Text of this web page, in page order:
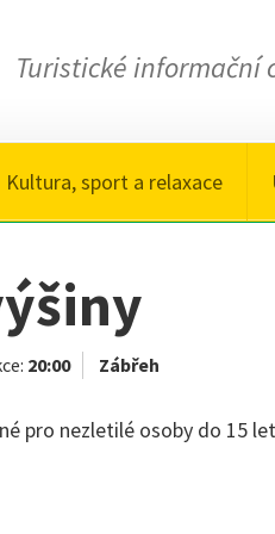
Turistické informační
Kultura, sport a relaxace
20:00 Zábřeh
pro nezletilé osoby do 15